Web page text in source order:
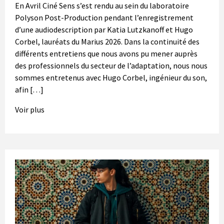
En Avril Ciné Sens s’est rendu au sein du laboratoire
Polyson Post-Production pendant l’enregistrement
d’une audiodescription par Katia Lutzkanoff et Hugo
Corbel, lauréats du Marius 2026. Dans la continuité des
différents entretiens que nous avons pu mener auprès
des professionnels du secteur de l’adaptation, nous nous
sommes entretenus avec Hugo Corbel, ingénieur du son,
afin […]
Voir plus